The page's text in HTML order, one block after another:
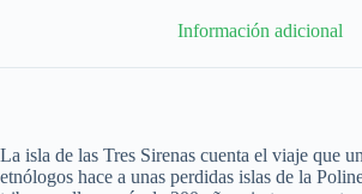
Información adicional
La isla de las Tres Sirenas cuenta el viaje que
etnólogos hace a unas perdidas islas de la